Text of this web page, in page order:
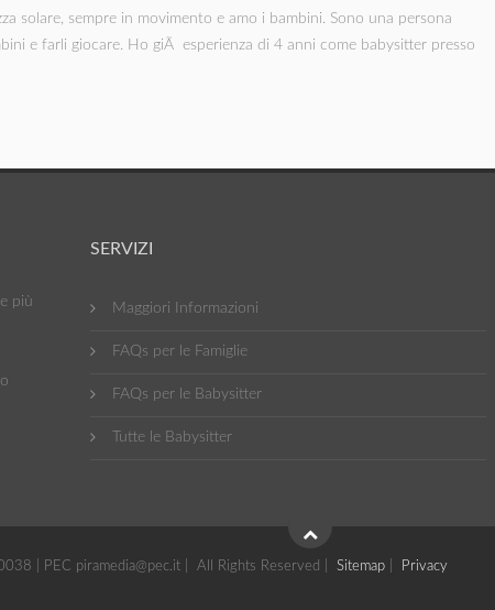
solare, sempre in movimento e amo i bambini. Sono una persona
e farli giocare. Ho giÃ esperienza di 4 anni come babysitter presso
più
SERVIZI
Maggiori Informazioni
FAQs per le Famiglie
FAQs per le Babysitter
Tutte le Babysitter
| PEC piramedia@pec.it | All Rights Reserved | Sitemap Privacy